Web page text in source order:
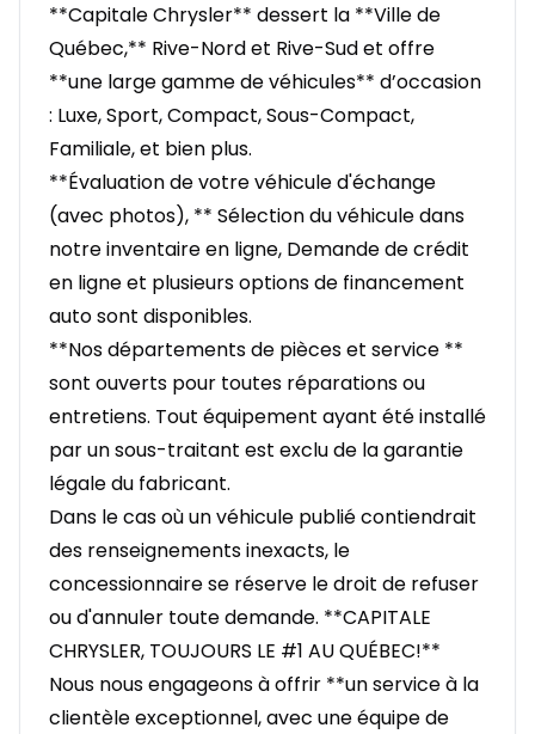
**Capitale Chrysler** dessert la **Ville de
Québec,** Rive-Nord et Rive-Sud et offre
**une large gamme de véhicules** d’occasion
: Luxe, Sport, Compact, Sous-Compact,
Familiale, et bien plus.
**Évaluation de votre véhicule d'échange
(avec photos), ** Sélection du véhicule dans
notre inventaire en ligne, Demande de crédit
en ligne et plusieurs options de financement
auto sont disponibles.
**Nos départements de pièces et service **
sont ouverts pour toutes réparations ou
entretiens. Tout équipement ayant été installé
par un sous-traitant est exclu de la garantie
légale du fabricant.
Dans le cas où un véhicule publié contiendrait
des renseignements inexacts, le
concessionnaire se réserve le droit de refuser
ou d'annuler toute demande. **CAPITALE
CHRYSLER, TOUJOURS LE #1 AU QUÉBEC!**
Nous nous engageons à offrir **un service à la
clientèle exceptionnel, avec une équipe de